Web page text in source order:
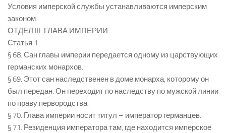
Условия имперской службы устанавливаются имперским
законом.
ОТДЕЛ III. ГЛАВА ИМПЕРИИ
Статья 1
§ 68. Сан главы империи передается одному из царствующих
германских монархов.
§ 69. Этот сан наследственен в доме монарха, которому он
был передан. Он переходит по наследству по мужской линии
по праву первородства.
§ 70. Глава империи носит титул – император германцев.
§ 71. Резиденция императора там, где находится имперское